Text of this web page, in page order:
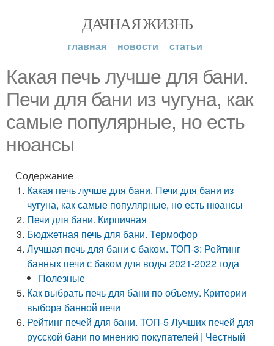
ДАЧНАЯ ЖИЗНЬ
главная новости статьи
Какая печь лучше для бани.
Печи для бани из чугуна, как
самые популярные, но есть
нюансы
Содержание
Какая печь лучше для бани. Печи для бани из
чугуна, как самые популярные, но есть нюансы
Печи для бани. Кирпичная
Бюджетная печь для бани. Термофор
Лучшая печь для бани с баком. ТОП-3: Рейтинг
банных печи с баком для воды 2021-2022 года
Полезные
Как выбрать печь для бани по объему. Критерии
выбора банной печи
Рейтинг печей для бани. ТОП-5 Лучших печей для
русской бани по мнению покупателей | Честный